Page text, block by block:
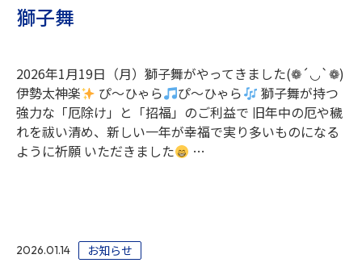
獅子舞
2026年1月19日（月）獅子舞がやってきました(❁´◡`❁)
伊勢太神楽
ぴ～ひゃら ぴ～ひゃら
獅子舞が持つ
強力な「厄除け」と「招福」のご利益で 旧年中の厄や穢
れを祓い清め、新しい一年が幸福で実り多いものになる
ように祈願 いただきました
…
2026.01.14 お知らせ